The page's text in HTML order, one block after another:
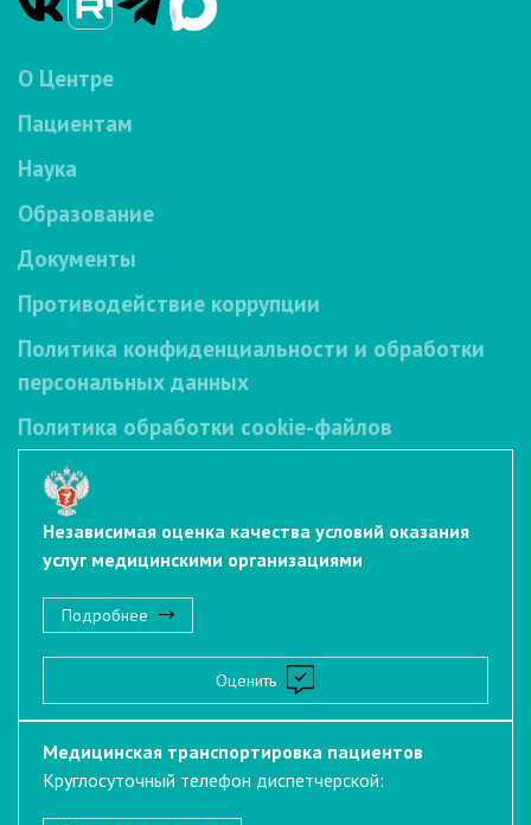
О Центре
Пациентам
Наука
Образование
Документы
Противодействие коррупции
Политика конфиденциальности и обработки
персональных данных
Политика обработки cookie-файлов
Независимая оценка качества условий оказания
услуг медицинскими организациями
Подробнее
Оценить
Медицинская транспортировка пациентов
Круглосуточный телефон диспетчерской: